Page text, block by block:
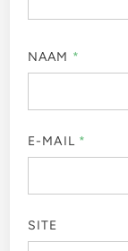
NAAM *
E-MAIL *
SITE